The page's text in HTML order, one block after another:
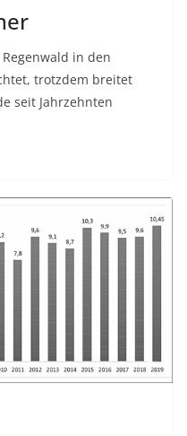
in den
trotzdem breitet
seit Jahrzehnten